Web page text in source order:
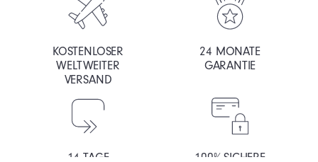
KOSTENLOSER
WELTWEITER
VERSAND
24 MONATE
GARANTIE
14 TAGE
100% SICHERE